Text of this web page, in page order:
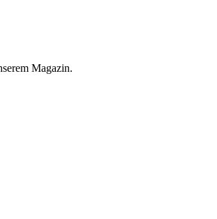
Magazin.